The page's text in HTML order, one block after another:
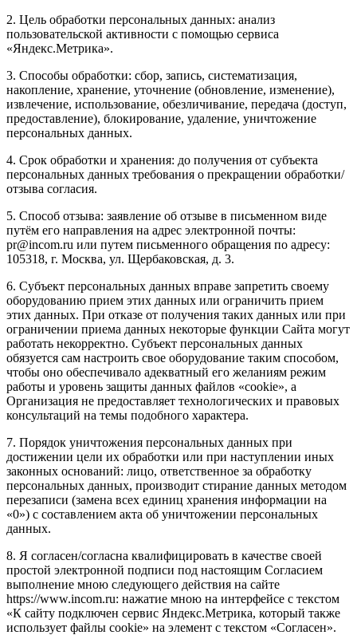
2. Цель обработки персональных данных: анализ
пользовательской активности с помощью сервиса
«Яндекс.Метрика».
3. Способы обработки: сбор, запись, систематизация,
накопление, хранение, уточнение (обновление, изменение),
извлечение, использование, обезличивание, передача (доступ,
предоставление), блокирование, удаление, уничтожение
персональных данных.
4. Срок обработки и хранения: до получения от субъекта
персональных данных требования о прекращении обработки/
отзыва согласия.
5. Способ отзыва: заявление об отзыве в письменном виде
путём его направления на адрес электронной почты:
pr@incom.ru или путем письменного обращения по адресу:
105318, г. Москва, ул. Щербаковская, д. 3.
6. Субъект персональных данных вправе запретить своему
оборудованию прием этих данных или ограничить прием
этих данных. При отказе от получения таких данных или при
ограничении приема данных некоторые функции Сайта могут
работать некорректно. Субъект персональных данных
обязуется сам настроить свое оборудование таким способом,
чтобы оно обеспечивало адекватный его желаниям режим
работы и уровень защиты данных файлов «cookie», а
Организация не предоставляет технологических и правовых
консультаций на темы подобного характера.
7. Порядок уничтожения персональных данных при
достижении цели их обработки или при наступлении иных
законных оснований: лицо, ответственное за обработку
персональных данных, производит стирание данных методом
перезаписи (замена всех единиц хранения информации на
«0») с составлением акта об уничтожении персональных
данных.
8. Я согласен/согласна квалифицировать в качестве своей
простой электронной подписи под настоящим Согласием
выполнение мною следующего действия на сайте
https://www.incom.ru: нажатие мною на интерфейсе с текстом
«К сайту подключен сервис Яндекс.Метрика, который также
использует файлы cookie» на элемент с текстом «Согласен».